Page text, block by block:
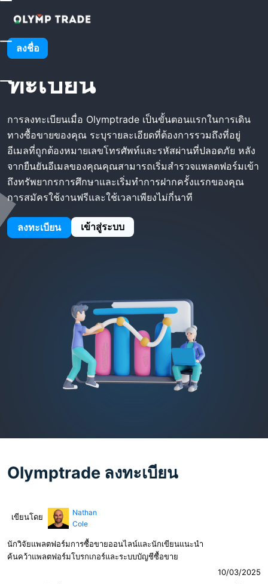
ลงชื่อ
โฮม Olymptrade ลงทะเบียน
Olymptrade ลง
ทะเบียน
การลงทะเบียนเมื่อ Olymptrade เป็นขั้นตอนแรกในการเดิน
ทางซื้อขายของคุณ ระบุรายละเอียดที่ต้องการรวมถึงที่อยู่
อีเมลที่ถูกต้องหมายเลขโทรศัพท์และรหัสผ่านที่ปลอดภัย หลัง
จากยืนยันอีเมลของคุณคุณสามารถเริ่มสำรวจแพลตฟอร์มเข้า
ถึงทรัพยากรการศึกษาและเริ่มทำการฝากครั้งแรกของคุณ
การสมัครใช้งานฟรีและใช้เวลาเพียงไม่กี่นาที
ลงทะเบียน เข้าสู่ระบบ
Olymptrade ลงทะเบียน
เขียนโดย
Nathan
Cole
นักวิจัยแพลตฟอร์มการซื้อขายออนไลน์และนักเขียนแนะนำ
ค้นคว้าแพลตฟอร์มโบรกเกอร์และระบบบัญชีซื้อขาย
10/03/2025